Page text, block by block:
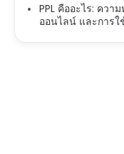
PPL คืออะไร: คว
ออนไลน์ และการ